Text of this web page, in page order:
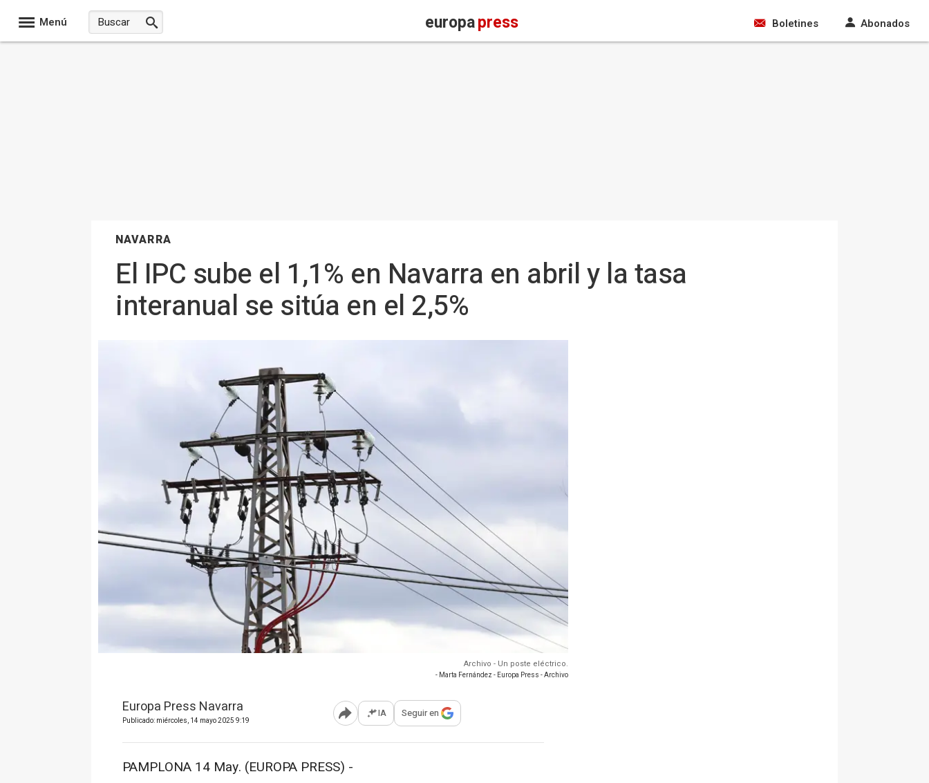
Menú europapress Boletines Abonados
NAVARRA
El IPC sube el 1,1% en Navarra en abril y la tasa
interanual se sitúa en el 2,5%
Archivo - Un poste eléctrico.
- Marta Fernández - Europa Press - Archivo
Europa Press Navarra
Publicado: miércoles, 14 mayo 2025 9:19 Abrir opciones para compartir
IA Seguir en
PAMPLONA 14 May. (EUROPA PRESS) -